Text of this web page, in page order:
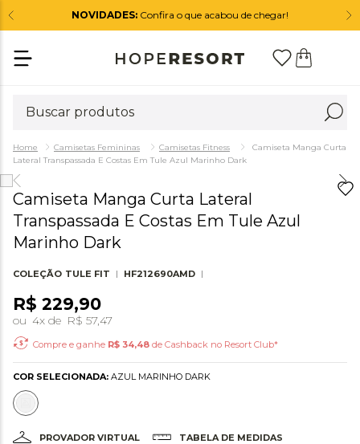
NOVIDADES: Confira o que acabou de chegar!
Camisetas Femininas Camisetas Fitness
Camiseta Manga Curta
Lateral Transpassada E Costas Em Tule Azul Marinho Dark
Camiseta Manga Curta Lateral
Transpassada E Costas Em Tule Azul
Marinho Dark
COLEÇÃO TULE FIT HF212690AMD
R$ 229,90
ou 4x de R$ 57,47
Compre e ganhe R$ 34,48 de Cashback no Resort Club*
COR SELECIONADA: AZUL MARINHO DARK
PROVADOR VIRTUAL TABELA DE MEDIDAS